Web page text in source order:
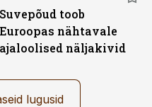
Suvepõud toob
Euroopas nähtavale
ajaloolised näljakivid
lugusid